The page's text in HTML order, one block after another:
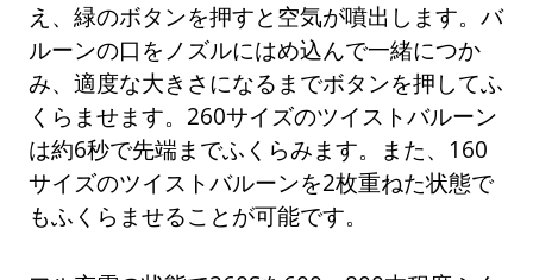
え、緑のボタンを押すと空気が噴出します。バ
ルーンの口をノズルにはめ込んで一緒につか
み、適度な大きさになるまでボタンを押してふ
くらませます。260サイズのツイストバルーン
は約6秒で先端までふくらみます。また、160
サイズのツイストバルーンを2枚重ねた状態で
もふくらませることが可能です。